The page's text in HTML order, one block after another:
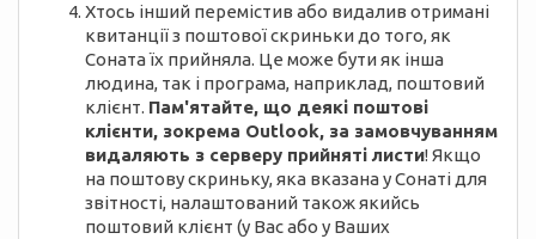
Хтось інший перемістив або видалив отримані
квитанції з поштової скриньки до того, як
Соната їх прийняла. Це може бути як інша
людина, так і програма, наприклад, поштовий
клієнт. Пам'ятайте, що деякі поштові
клієнти, зокрема Outlook, за замовчуванням
видаляють з серверу прийняті листи! Якщо
на поштову скриньку, яка вказана у Сонаті для
звітності, налаштований також якийсь
поштовий клієнт (у Вас або у Ваших